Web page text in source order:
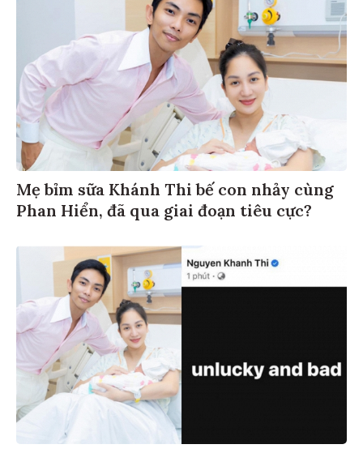
Mẹ bỉm sữa Khánh Thi bế con nhảy cùng
Phan Hiển, đã qua giai đoạn tiêu cực?